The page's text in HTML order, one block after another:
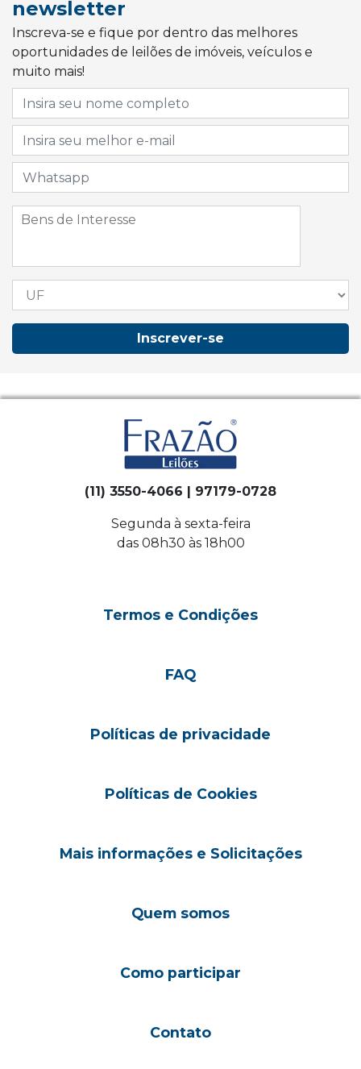
newsletter
Inscreva-se e fique por dentro das melhores
oportunidades de leilões de imóveis, veículos e
muito mais!
Inscrever-se
(11) 3550-4066 | 97179-0728
Segunda à sexta-feira
das 08h30 às 18h00
Termos e Condições
FAQ
Políticas de privacidade
Políticas de Cookies
Mais informações e Solicitações
Quem somos
Como participar
Contato